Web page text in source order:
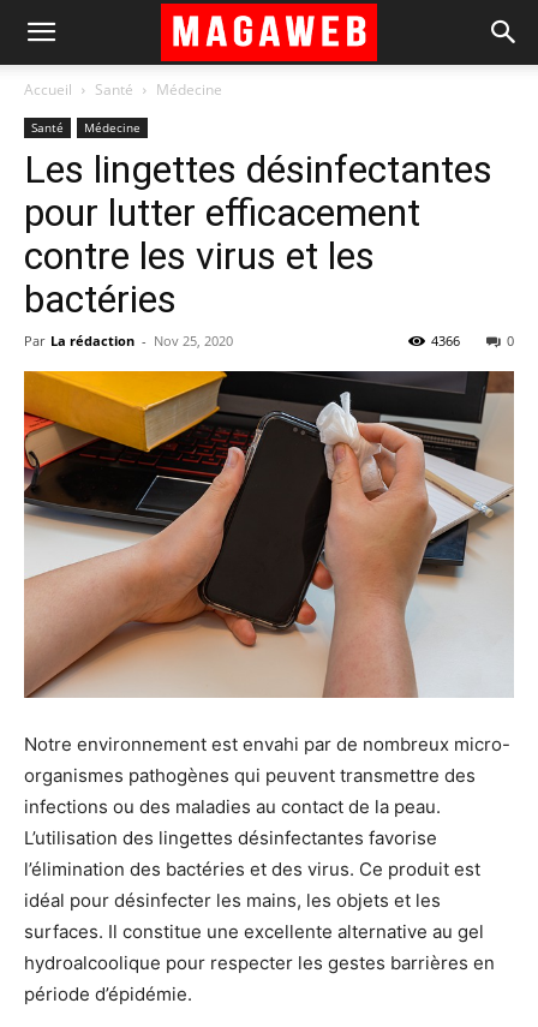
Accueil Santé Médecine
Santé Médecine
Les lingettes désinfectantes
pour lutter efficacement
contre les virus et les
bactéries
Par La rédaction - Nov 25, 2020 0
4366
Notre environnement est envahi par de nombreux micro-
organismes pathogènes qui peuvent transmettre des
infections ou des maladies au contact de la peau.
L’utilisation des lingettes désinfectantes favorise
l’élimination des bactéries et des virus. Ce produit est
idéal pour désinfecter les mains, les objets et les
surfaces. Il constitue une excellente alternative au gel
hydroalcoolique pour respecter les gestes barrières en
période d’épidémie.